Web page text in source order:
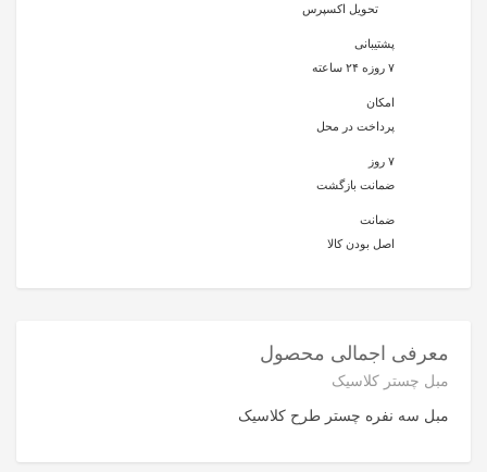
تحویل اکسپرس
پشتیبانی
۷ روزه ۲۴ ساعته
امکان
پرداخت در محل
۷ روز
ضمانت بازگشت
ضمانت
اصل بودن کالا
معرفی اجمالی محصول
مبل چستر کلاسیک
مبل سه نفره چستر طرح کلاسیک